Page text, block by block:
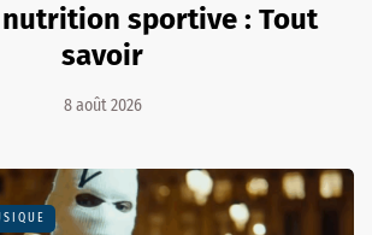
sportive : Tout
savoir
8 août 2026